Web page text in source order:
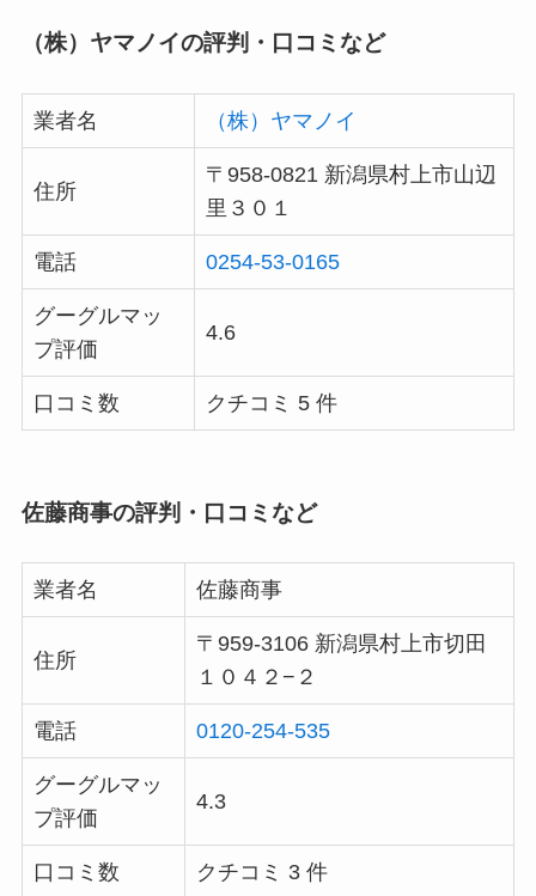
（株）ヤマノイの評判・口コミなど
業者名 （株）ヤマノイ
住所
〒958-0821 新潟県村上市山辺
里３０１
電話 0254-53-0165
グーグルマッ
プ評価
4.6
口コミ数 クチコミ 5 件
佐藤商事の評判・口コミなど
業者名 佐藤商事
住所
〒959-3106 新潟県村上市切田
１０４２−２
電話 0120-254-535
グーグルマッ
プ評価
4.3
口コミ数 クチコミ 3 件